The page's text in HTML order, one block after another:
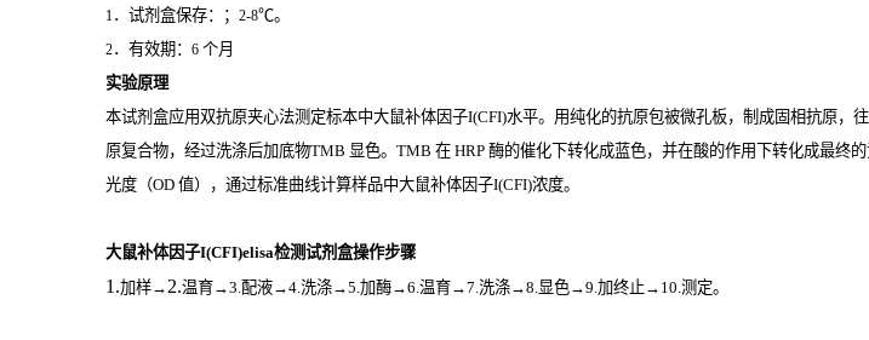
1．试剂盒保存：； 2-8℃。
2．有效期： 6 个月
实验原理
本试剂盒应用双抗原夹心法测定标本中大鼠补体因子I(CFI)水平。用纯化的抗原包被微孔板，制成固相抗原，
原复合物，经过洗涤后加底物TMB 显色。 TMB 在 HRP 酶的催化下转化成蓝色，并在酸的作用下转化成最终
光度（OD 值），通过标准曲线计算样品中大鼠补体因子I(CFI)浓度。
大鼠补体因子I(CFI)elisa检测试剂盒操作步骤
1.加样→ 2.温育→3.配液→4.洗涤→5.加酶→6.温育→7.洗涤→8.显色→9.加终止→10.测定。